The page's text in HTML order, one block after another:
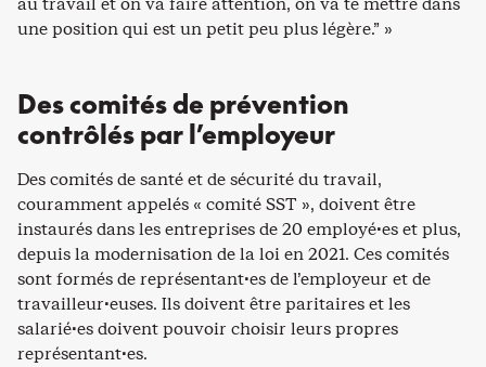
une position qui est un petit peu plus légère.” »
Des comités de prévention
contrôlés par l’employeur
Des comités de santé et de sécurité du travail,
couramment appelés « comité SST », doivent être
instaurés dans les entreprises de 20 employé·es et plus,
depuis la modernisation de la loi en 2021. Ces comités
sont formés de représentant·es de l’employeur et de
travailleur·euses. Ils doivent être paritaires et les
salarié·es doivent pouvoir choisir leurs propres
représentant·es.